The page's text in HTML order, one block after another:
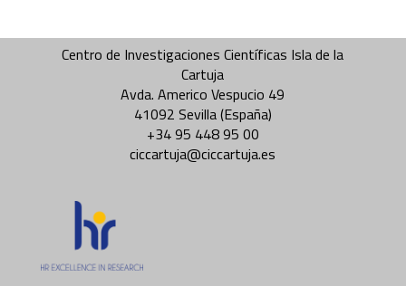
Centro de Investigaciones Científicas Isla de la
Cartuja
Avda. Americo Vespucio 49
41092 Sevilla (España)
+34 95 448 95 00
ciccartuja@ciccartuja.es